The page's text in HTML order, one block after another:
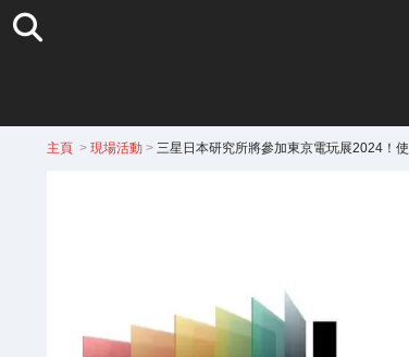
主頁 > 現場活動> 三星日本研究所將參加東京電玩展2024！